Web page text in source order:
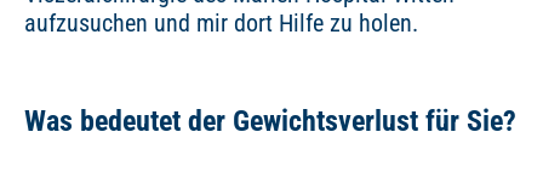
aufzusuchen und mir dort Hilfe zu holen.
Was bedeutet der Gewichtsverlust für Sie?